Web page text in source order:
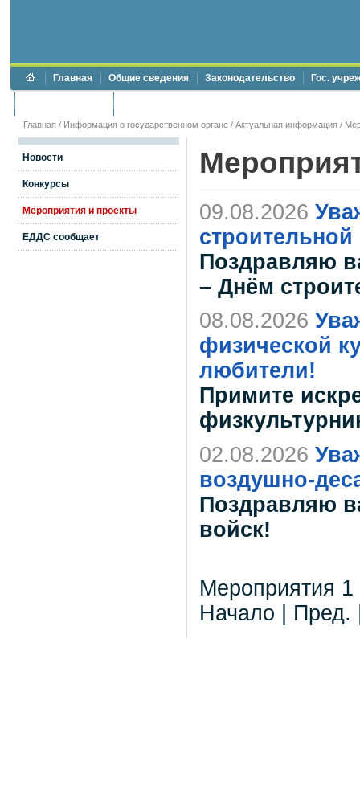
Главная Общие сведения Законодательство Гос.
Главная / Информация о государственном органе / Актуальная информация /
Новости
Конкурсы
Мероприятия и проекты
ЕДДС сообщает
09.08.2026
строительной
Поздравляю
– Днём
08.08.2026
физической
любители!
Примите
02.08.2026
воздушно-
Поздравляю
войск!
Мероприятия 1
Начало |